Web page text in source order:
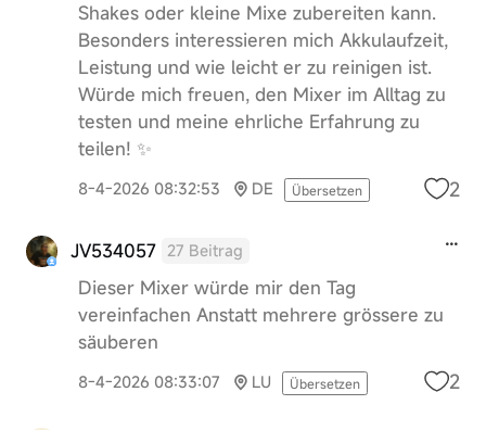
Shakes oder kleine Mixe zubereiten kann.
Besonders interessieren mich Akkulaufzeit,
Leistung und wie leicht er zu reinigen ist.
Würde mich freuen, den Mixer im Alltag zu
testen und meine ehrliche Erfahrung zu
teilen! ✨
8-4-2026 08:32:53 DE Übersetzen 2
JV534057 27 Beitrag
Dieser Mixer würde mir den Tag
vereinfachen Anstatt mehrere grössere zu
säuberen
8-4-2026 08:33:07 LU Übersetzen 2